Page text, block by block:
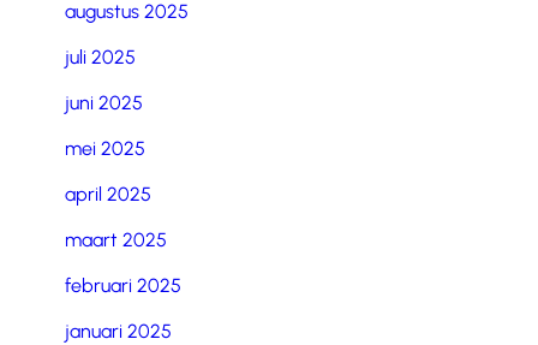
augustus 2025
juli 2025
juni 2025
mei 2025
april 2025
maart 2025
februari 2025
januari 2025